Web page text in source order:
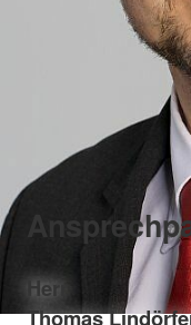
Herr
Thomas